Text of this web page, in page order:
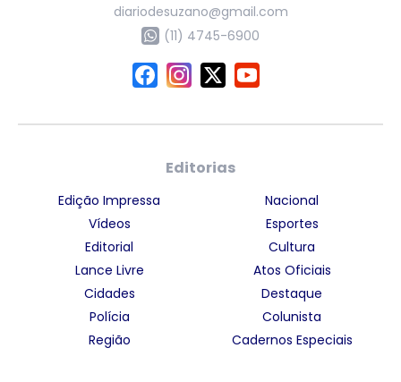
diariodesuzano@gmail.com
(11) 4745-6900
Editorias
Edição Impressa
Vídeos
Editorial
Lance Livre
Cidades
Polícia
Região
Nacional
Esportes
Cultura
Atos Oficiais
Destaque
Colunista
Cadernos Especiais